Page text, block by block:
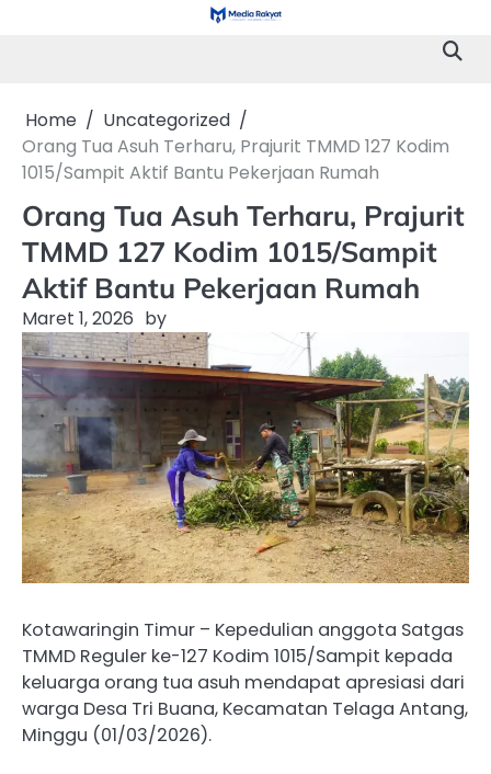
Home
Uncategorized
Orang Tua Asuh Terharu, Prajurit TMMD 127 Kodim
1015/Sampit Aktif Bantu Pekerjaan Rumah
Orang Tua Asuh Terharu, Prajurit
TMMD 127 Kodim 1015/Sampit
Aktif Bantu Pekerjaan Rumah
Maret 1, 2026 by
Kotawaringin Timur – Kepedulian anggota Satgas
TMMD Reguler ke-127 Kodim 1015/Sampit kepada
keluarga orang tua asuh mendapat apresiasi dari
warga Desa Tri Buana, Kecamatan Telaga Antang,
Minggu (01/03/2026).